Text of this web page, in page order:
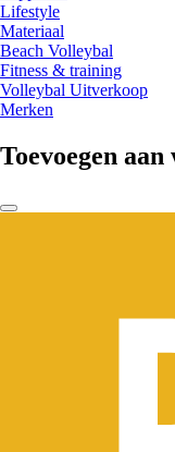
Lifestyle
Materiaal
Beach Volleybal
Fitness & training
Volleybal Uitverkoop
Merken
Toevoegen